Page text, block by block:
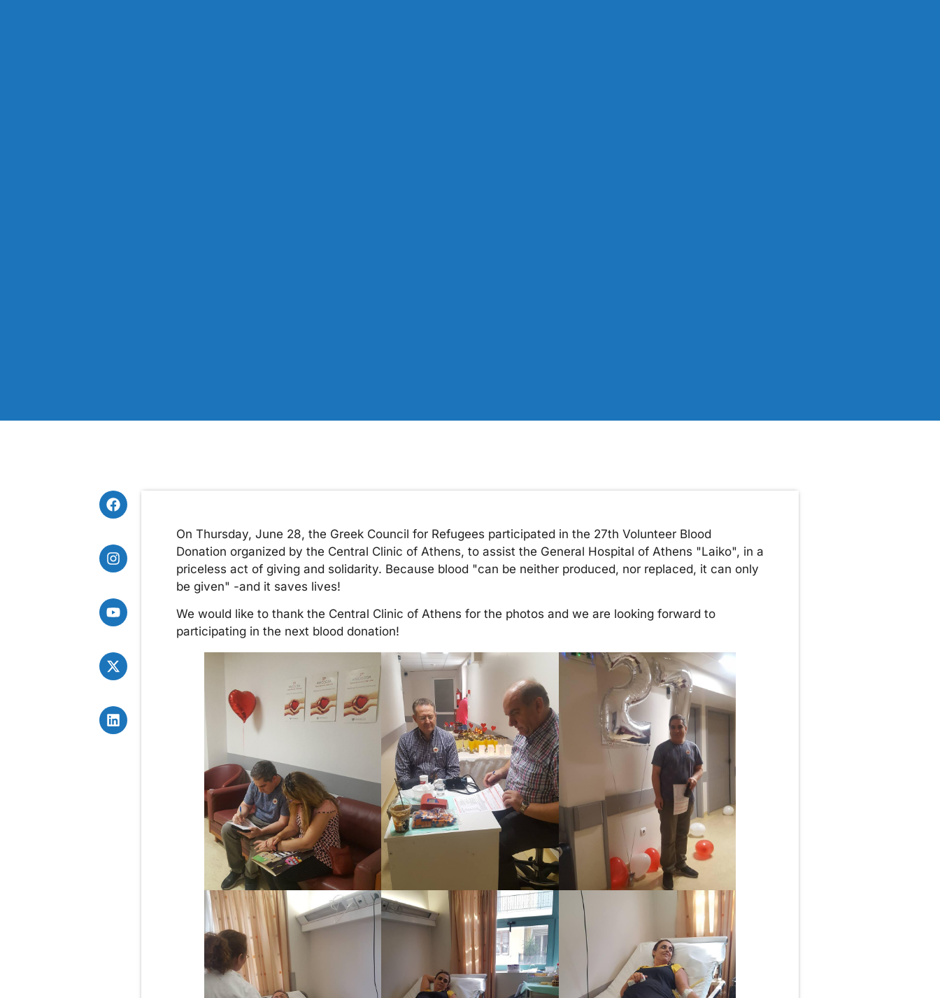
Οn Thursday, June 28, the Greek Council for Refugees participated in the 27th Volunteer Blood
Donation organized by the Central Clinic of Athens, to assist the General Hospital of Athens "Laiko", in a
priceless act of giving and solidarity. Because blood "can be neither produced, nor replaced, it can only
be given" -and it saves lives!
We would like to thank the Central Clinic of Athens for the photos and we are looking forward to
participating in the next blood donation!